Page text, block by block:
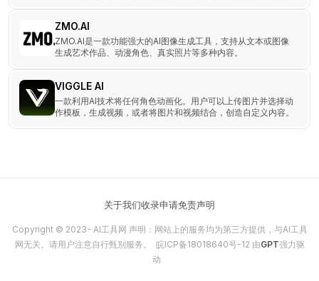
ZMO.AI
ZMO.AI是一款功能强大的AI图像生成工具，支持从文本或图像
生成艺术作品、动漫角色、真实照片等多种内容。
VIGGLE AI
一款利用AI技术将任何角色动画化。用户可以上传图片并选择动
作模板，生成视频，或者将图片和视频结合，创造自定义内容。
关于我们收录申请免责声明
Copyright © 2023- AI工具网 声明：网站上的服务均为第三方提供，与AI工具
网无关。请用户注意自行甄别服务。 皖ICP备18018640号-12 由GPT强力驱
动